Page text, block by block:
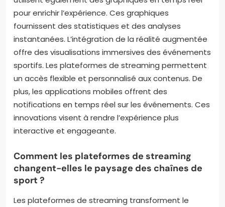
pour enrichir l’expérience. Ces graphiques
fournissent des statistiques et des analyses
instantanées. L’intégration de la réalité augmentée
offre des visualisations immersives des événements
sportifs. Les plateformes de streaming permettent
un accès flexible et personnalisé aux contenus. De
plus, les applications mobiles offrent des
notifications en temps réel sur les événements. Ces
innovations visent à rendre l’expérience plus
interactive et engageante.
Comment les plateformes de streaming
changent-elles le paysage des chaînes de
sport ?
Les plateformes de streaming transforment le